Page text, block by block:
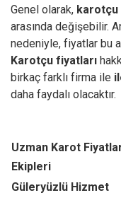
Genel olarak, karotçu
arasında değişebilir.
nedeniyle, fiyatlar bu
Karotçu fiyatları
birkaç farklı firma ile
daha faydalı olacaktır.
Uzman Karot
Ekipleri
Güleryüzlü Hizmet